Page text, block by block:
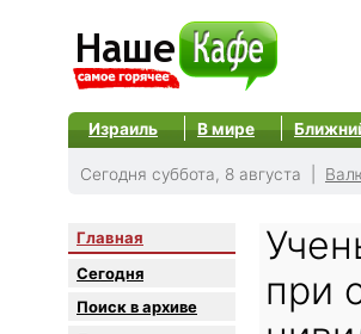
Израиль В мире
Сегодня суббота, 8 августа |
Главная
Сегодня
Поиск в архиве
при